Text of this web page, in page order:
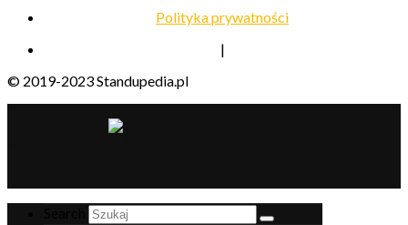
Polityka prywatności
|
© 2019-2023 Standupedia.pl